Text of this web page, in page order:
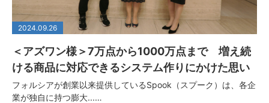
2024.09.26
＜アズワン様＞7万点から1000万点まで 増え続
ける商品に対応できるシステム作りにかけた思い
フォルシアが創業以来提供しているSpook（スプーク）は、各企
業が独自に持つ膨大...…